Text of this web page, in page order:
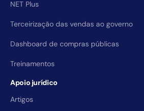
NET Plus
Terceirização das vendas ao governo
Dashboard de compras públicas
Treinamentos
Apoio jurídico
Artigos